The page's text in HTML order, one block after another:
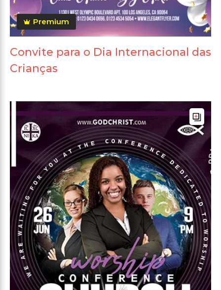
Premium
Convite para o Dia Internacional das
Crianças